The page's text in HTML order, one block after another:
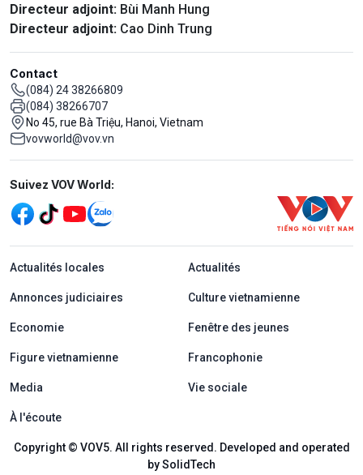
Directeur adjoint: Bùi Manh Hung
Directeur adjoint: Cao Dinh Trung
Contact
(084) 24 38266809
(084) 38266707
No 45, rue Bà Triệu, Hanoi, Vietnam
vovworld@vov.vn
Mạng xã hội
Suivez VOV World:
menu footer tiếng Pháp
Actualités locales Actualités
Annonces judiciaires Culture vietnamienne
Economie Fenêtre des jeunes
Figure vietnamienne Francophonie
Media Vie sociale
À l'écoute
Copyright © VOV5. All rights reserved. Developed and operated
by SolidTech